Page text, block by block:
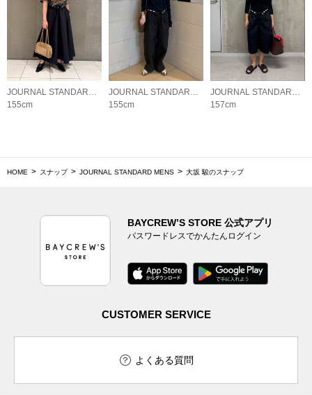
JOURNAL STANDARD LADYS
155cm
JOURNAL STANDARD LADYS
155cm
JOURNAL STANDARD LADYS
157cm
HOME スナップ JOURNAL STANDARD MENS 大坂 駿のスナップ
BAYCREW’S STORE 公式アプリ
パスワードレスでかんたんログイン
CUSTOMER SERVICE
よくある質問